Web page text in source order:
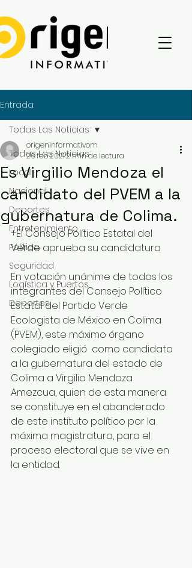
Entrada
Todas Las Noticias
Local
Nacional
Deportes
Entretenimiento
Política
Seguridad
Logística y Puertos
Deportes
Todas Las Noticias
Es Virgilio Mendoza el
candidato del PVEM a la
gubernatura de Colima.
origeninformativom
26 feb 20212 min de lectura
+El Consejo Político Estatal del
Verde aprueba su candidatura
En votación unánime de todos los
integrantes del Consejo Político
Estatal del Partido Verde
Ecologista de México en Colima
(PVEM), este máximo órgano
colegiado eligió  como candidato
a la gubernatura del estado de
Colima a Virgilio Mendoza
Amezcua, quien de esta manera
se constituye en el abanderado
de este instituto político por la
máxima magistratura, para el
proceso electoral que se vive en
la entidad.